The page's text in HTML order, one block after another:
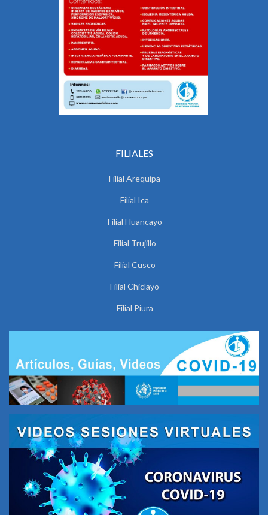
FILIALES
Filial Arequipa
Filial Ica
Filial Huancayo
Filial Trujillo
Filial Cusco
Filial Chiclayo
Filial Piura